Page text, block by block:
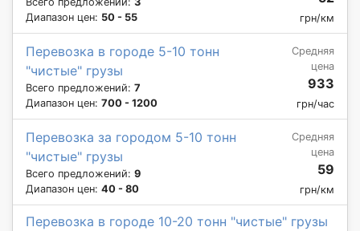
Диапазон цен: 50 - 55 грн/км
Перевозка в городе 5-10 тонн
"чистые" грузы
Всего предложений: 7
Диапазон цен: 700 - 1200
Средняя
цена
933
грн/час
Перевозка за городом 5-10 тонн
"чистые" грузы
Всего предложений: 9
Диапазон цен: 40 - 80
Средняя
цена
59
грн/км
Перевозка в городе 10-20 тонн "чистые" грузы